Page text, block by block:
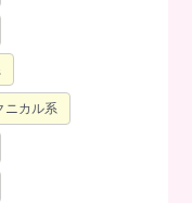
ニカル系